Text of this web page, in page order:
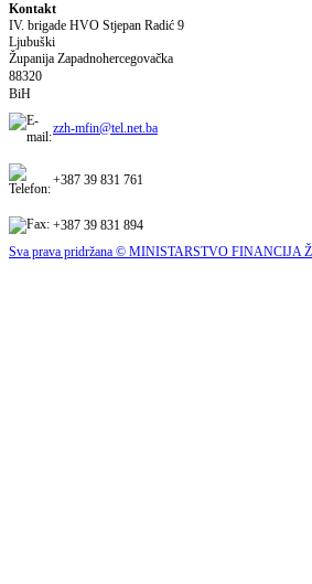
Kontakt
IV. brigade HVO Stjepan Radić 9
Ljubuški
Županija Zapadnohercegovačka
88320
BiH
zzh-mfin@tel.net.ba
+387 39 831 761
+387 39 831 894
Sva prava pridržana © MINISTARSTVO FINANCIJA